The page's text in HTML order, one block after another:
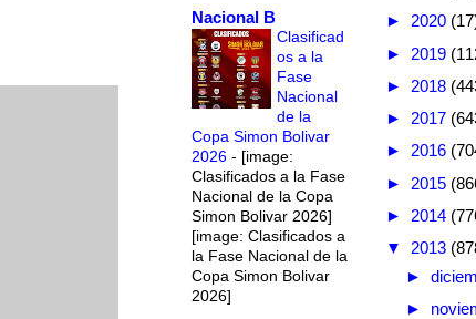
Nacional B
Clasificad
os a la
Fase
Nacional
de la
Copa Simon Bolivar
2026 - [image:
Clasificados a la Fase
Nacional de la Copa
Simon Bolivar 2026]
[image: Clasificados a
la Fase Nacional de la
Copa Simon Bolivar
2026]
► 2020
► 2019
► 2018
► 2017
► 2016
► 2015
► 2014
▼ 2013
►
►